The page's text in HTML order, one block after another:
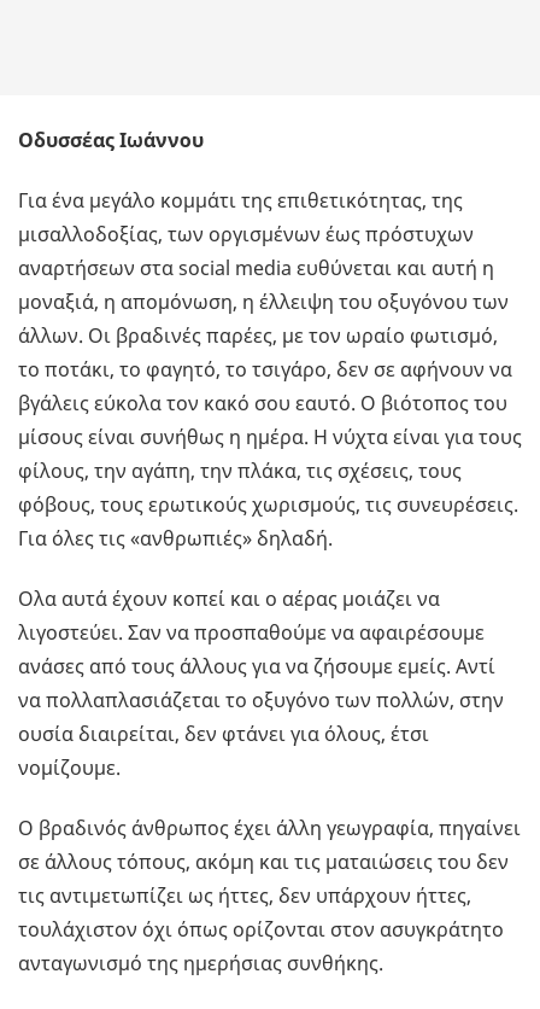
Οδυσσέας Ιωάννου
Για ένα μεγάλο κομμάτι της επιθετικότητας, της
μισαλλοδοξίας, των οργισμένων έως πρόστυχων
αναρτήσεων στα social media ευθύνεται και αυτή η
μοναξιά, η απομόνωση, η έλλειψη του οξυγόνου των
άλλων. Οι βραδινές παρέες, με τον ωραίο φωτισμό,
το ποτάκι, το φαγητό, το τσιγάρο, δεν σε αφήνουν να
βγάλεις εύκολα τον κακό σου εαυτό. Ο βιότοπος του
μίσους είναι συνήθως η ημέρα. Η νύχτα είναι για τους
φίλους, την αγάπη, την πλάκα, τις σχέσεις, τους
φόβους, τους ερωτικούς χωρισμούς, τις συνευρέσεις.
Για όλες τις «ανθρωπιές» δηλαδή.
Ολα αυτά έχουν κοπεί και ο αέρας μοιάζει να
λιγοστεύει. Σαν να προσπαθούμε να αφαιρέσουμε
ανάσες από τους άλλους για να ζήσουμε εμείς. Αντί
να πολλαπλασιάζεται το οξυγόνο των πολλών, στην
ουσία διαιρείται, δεν φτάνει για όλους, έτσι
νομίζουμε.
Ο βραδινός άνθρωπος έχει άλλη γεωγραφία, πηγαίνει
σε άλλους τόπους, ακόμη και τις ματαιώσεις του δεν
τις αντιμετωπίζει ως ήττες, δεν υπάρχουν ήττες,
τουλάχιστον όχι όπως ορίζονται στον ασυγκράτητο
ανταγωνισμό της ημερήσιας συνθήκης.